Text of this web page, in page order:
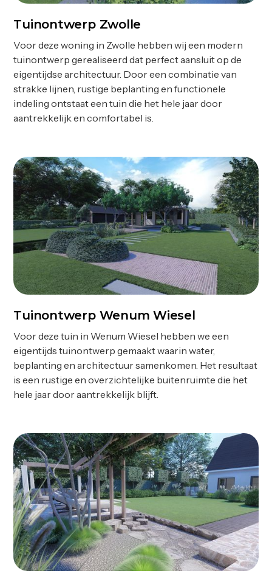
Ontwerp
Tuinontwerp Zwolle
Voor deze woning in Zwolle hebben wij een modern
tuinontwerp gerealiseerd dat perfect aansluit op de
eigentijdse architectuur. Door een combinatie van
strakke lijnen, rustige beplanting en functionele
indeling ontstaat een tuin die het hele jaar door
aantrekkelijk en comfortabel is.
Ontwerp
Tuinontwerp Wenum Wiesel
Voor deze tuin in Wenum Wiesel hebben we een
eigentijds tuinontwerp gemaakt waarin water,
beplanting en architectuur samenkomen. Het resultaat
is een rustige en overzichtelijke buitenruimte die het
hele jaar door aantrekkelijk blijft.